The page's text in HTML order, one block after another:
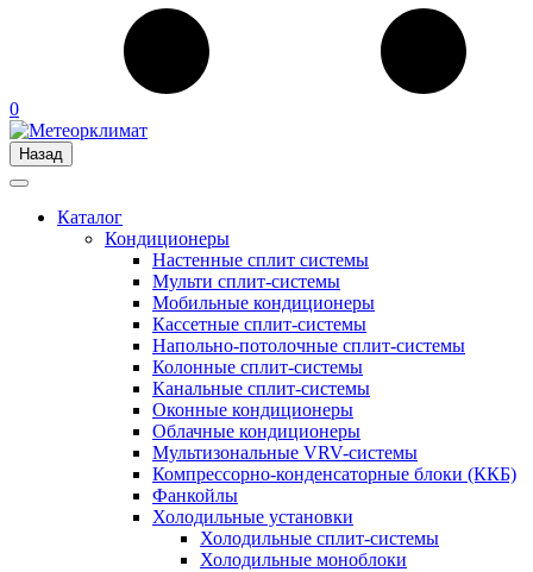
0
Назад
Каталог
Кондиционеры
Настенные сплит системы
Мульти сплит-системы
Мобильные кондиционеры
Кассетные сплит-системы
Напольно-потолочные сплит-системы
Колонные сплит-системы
Канальные сплит-системы
Оконные кондиционеры
Облачные кондиционеры
Мультизональные VRV-системы
Компрессорно-конденсаторные блоки (ККБ)
Фанкойлы
Холодильные установки
Холодильные сплит-системы
Холодильные моноблоки